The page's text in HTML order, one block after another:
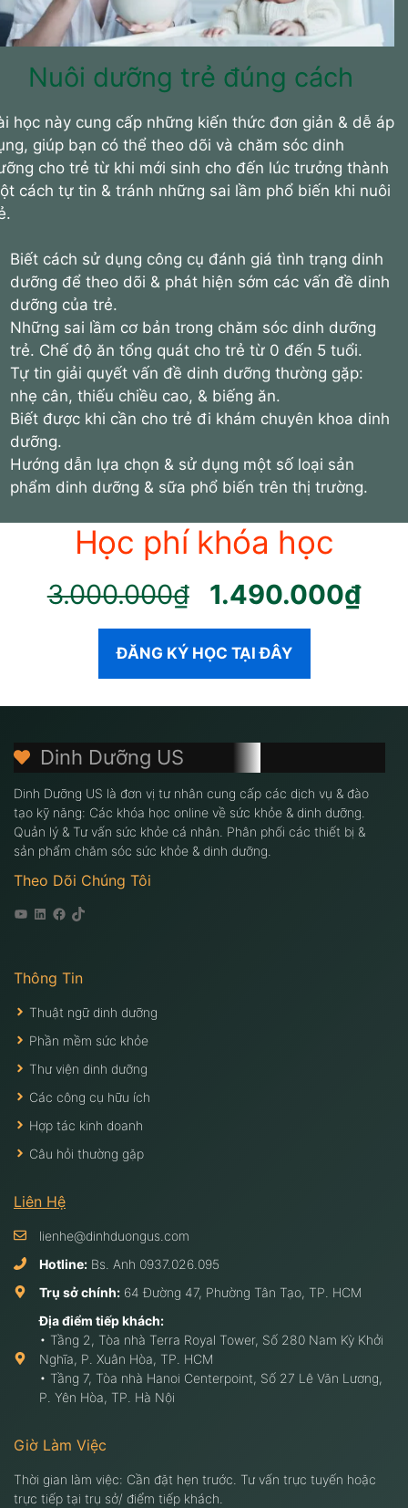
Nuôi dưỡng trẻ đúng cách
học này cung cấp những kiến thức đơn giản & dễ áp
giúp bạn có thể theo dõi và chăm sóc dinh
cho trẻ từ khi mới sinh cho đến lúc trưởng thành
cách tự tin & tránh những sai lầm phổ biến khi nuôi
Biết cách sử dụng công cụ đánh giá tình trạng dinh
dưỡng để theo dõi & phát hiện sớm các vấn đề dinh
dưỡng của trẻ.
Những sai lầm cơ bản trong chăm sóc dinh dưỡng
trẻ. Chế độ ăn tổng quát cho trẻ từ 0 đến 5 tuổi.
Tự tin giải quyết vấn đề dinh dưỡng thường gặp:
nhẹ cân, thiếu chiều cao, & biếng ăn.
Biết được khi cần cho trẻ đi khám chuyên khoa dinh
dưỡng.
Hướng dẫn lựa chọn & sử dụng một số loại sản
phẩm dinh dưỡng & sữa phổ biến trên thị trường.
Học phí khóa học
3.000.000₫
Giá
gốc
là:
3.000.000₫.
1.490.000₫Giá
ĐĂNG KÝ HỌC TẠI ĐÂY
Dinh Dưỡng US
Dinh Dưỡng US là đơn vị tư nhân cung cấp các dịch vụ & đào
tạo kỹ năng: Các khóa học online về sức khỏe & dinh dưỡng.
Quản lý & Tư vấn sức khỏe cá nhân. Phân phối các thiết bị &
sản phẩm chăm sóc sức khỏe & dinh dưỡng.
Theo Dõi Chúng Tôi
Youtube
Linkedin
Facebook
Tiktok
Thông Tin
Thuật ngữ dinh dưỡng
Phần mềm sức khỏe
Thư viện dinh dưỡng
Các công cụ hữu ích
Hợp tác kinh doanh
Câu hỏi thường gặp
Liên Hệ
lienhe@dinhduongus.com
Hotline: Bs. Anh 0937.026.095
Trụ sở chính: 64 Đường 47, Phường Tân Tạo, TP. HCM
Địa điểm tiếp khách:
• Tầng 2, Tòa nhà Terra Royal Tower, Số 280 Nam Kỳ Khởi
Nghĩa, P. Xuân Hòa, TP. HCM
• Tầng 7, Tòa nhà Hanoi Centerpoint, Số 27 Lê Văn Lương,
P. Yên Hòa, TP. Hà Nội
Giờ Làm Việc
Thời gian làm việc: Cần đặt hẹn trước. Tư vấn trực tuyến hoặc
trực tiếp tại trụ sở/ điểm tiếp khách.